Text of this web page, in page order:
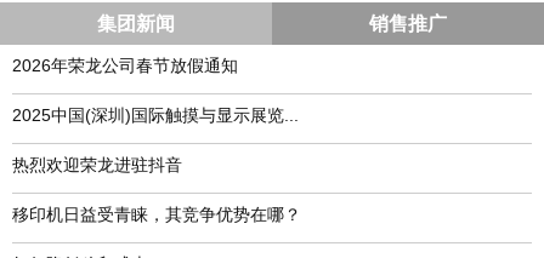
集团新闻 销售推广
2026年荣龙公司春节放假通知
​2025中国(深圳)国际触摸与显示展览...
热烈欢迎荣龙进驻抖音
移印机日益受青睐，其竞争优势在哪？